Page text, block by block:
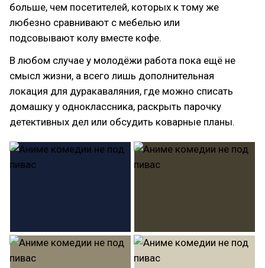
больше, чем посетителей, которых к тому же
любезно сравнивают с мебелью или
подсовывают колу вместе кофе.
В любом случае у молодёжи работа пока ещё не
смысл жизни, а всего лишь дополнительная
локация для дуракаваляния, где можно списать
домашку у одноклассника, раскрыть парочку
детективных дел или обсудить коварные планы.